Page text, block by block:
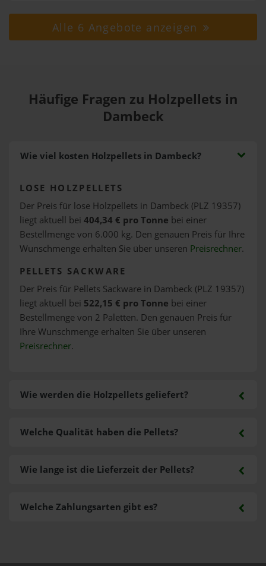
Alle 6 Angebote anzeigen
Häufige Fragen zu Holzpellets in
Dambeck
Wie viel kosten Holzpellets in Dambeck?
LOSE HOLZPELLETS
Der Preis für lose Holzpellets in Dambeck (PLZ 19357)
liegt aktuell bei 404,34 € pro Tonne bei einer
Bestellmenge von 6.000 kg. Den genauen Preis für Ihre
Wunschmenge erhalten Sie über unseren Preisrechner.
PELLETS SACKWARE
Der Preis für Pellets Sackware in Dambeck (PLZ 19357)
liegt aktuell bei 522,15 € pro Tonne bei einer
Bestellmenge von 2 Paletten. Den genauen Preis für
Ihre Wunschmenge erhalten Sie über unseren
Preisrechner.
Wie werden die Holzpellets geliefert?
Welche Zahlungsarten gibt es?
Welche Qualität haben die Pellets?
Wie lange ist die Lieferzeit der Pellets?